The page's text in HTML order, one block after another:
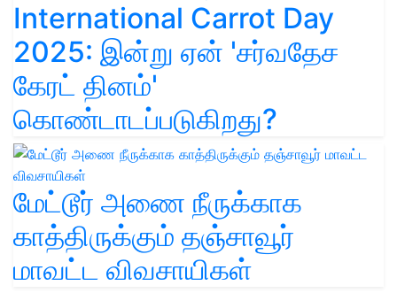
International Carrot Day
2025: இன்று ஏன் 'சர்வதேச
கேரட் தினம்'
கொண்டாடப்படுகிறது?
மேட்டூர் அணை நீருக்காக
காத்திருக்கும் தஞ்சாவூர்
மாவட்ட விவசாயிகள்